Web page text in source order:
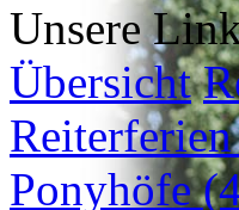
Unsere
Übersicht
Ponyhöfe